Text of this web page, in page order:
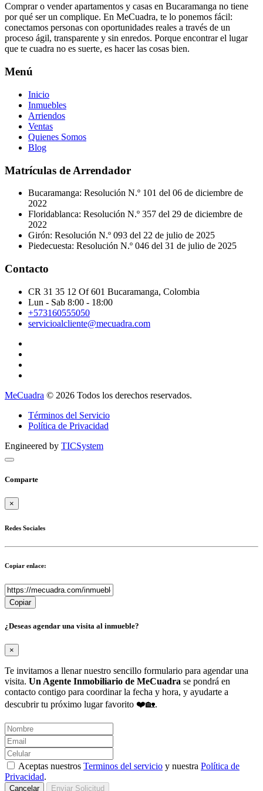
Comprar o vender apartamentos y casas en Bucaramanga no tiene
por qué ser un complique. En MeCuadra, te lo ponemos fácil:
conectamos personas con oportunidades reales a través de un
proceso ágil, transparente y sin enredos. Porque encontrar el lugar
que te cuadra no es suerte, es hacer las cosas bien.
Menú
Inicio
Inmuebles
Arriendos
Ventas
Quienes Somos
Blog
Matrículas de Arrendador
Bucaramanga: Resolución N.º 101 del 06 de diciembre de
2022
Floridablanca: Resolución N.º 357 del 29 de diciembre de
2022
Girón: Resolución N.º 093 del 22 de julio de 2025
Piedecuesta: Resolución N.º 046 del 31 de julio de 2025
Contacto
CR 31 35 12 Of 601 Bucaramanga, Colombia
Lun - Sab 8:00 - 18:00
+573160555050
servicioalcliente@mecuadra.com
MeCuadra © 2026 Todos los derechos reservados.
Términos del Servicio
Política de Privacidad
Engineered by TICSystem
Comparte
×
Redes Sociales
Copiar enlace:
Copiar
¿Deseas agendar una visita al inmueble?
×
Te invitamos a llenar nuestro sencillo formulario para agendar una
visita. Un Agente Inmobiliario de MeCuadra se pondrá en
contacto contigo para coordinar la fecha y hora, y ayudarte a
descubrir tu próximo lugar favorito ❤️🏡.
Aceptas nuestros Terminos del servicio y nuestra Política de
Privacidad.
Cancelar Enviar Solicitud